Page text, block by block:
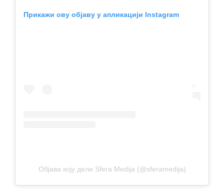
Прикажи ову објаву у апликацији Instagram
Објава коју дели Sfera Medija (@sferamedija)